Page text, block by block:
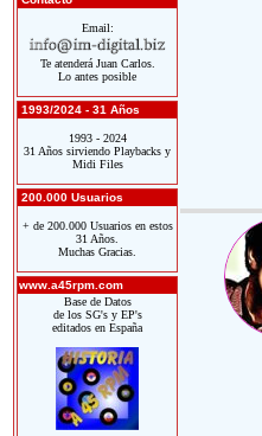
Email:
Te atenderá Juan Carlos.
Lo antes posible
1993/2024 - 31 Años
1993 - 2024
31 Años sirviendo Playbacks y
Midi Files
200.000 Usuarios
+ de 200.000 Usuarios en estos
31 Años.
Muchas Gracias.
www.a45rpm.com
Base de Datos
de los SG's y EP's
editados en España